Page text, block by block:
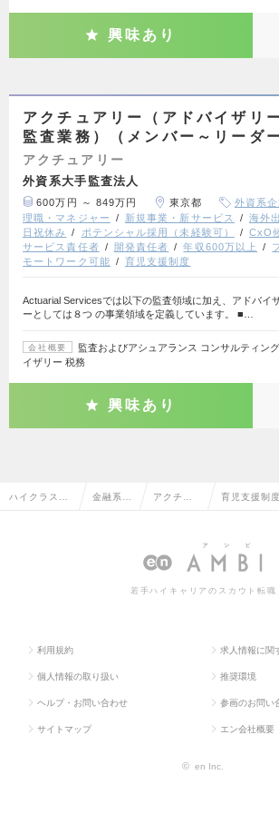
興味あり
アクチュアリー（アドバイザリ
監査業務）（メンバー～リーダー
アクチュアリー
外資系大手監査法人
600万円 ～ 849万円 東京都 外資系企
理職・マネジャー
新規事業・新サービス 海外
日祝休み
ポテンシャル採用（未経験可） CxO
サービス責任者
開発責任者 年収600万以上
モートワーク可能
育児支援制度
Actuarial Servicesでは以下の監査領域に加え、アドバイ
ーとしては８つ の事業領域を定義しています。 ■…
会社概要
監査およびアシュアランス コンサルティン
イザリー 税務
興味あり
ハイクラス求 金融系専 アクチュ 育児支援制
若手ハイキャリアのスカウト転職
利用規約 求人情報に関
個人情報の取り扱い 推奨環境
ヘルプ・お問い合わせ 参画のお問い
サイトマップ エン会社概要
© en Inc.